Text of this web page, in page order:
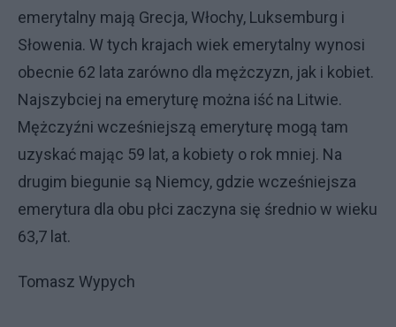
emerytalny mają Grecja, Włochy, Luksemburg i
Słowenia. W tych krajach wiek emerytalny wynosi
obecnie 62 lata zarówno dla mężczyzn, jak i kobiet.
Najszybciej na emeryturę można iść na Litwie.
Mężczyźni wcześniejszą emeryturę mogą tam
uzyskać mając 59 lat, a kobiety o rok mniej. Na
drugim biegunie są Niemcy, gdzie wcześniejsza
emerytura dla obu płci zaczyna się średnio w wieku
63,7 lat.
Tomasz Wypych